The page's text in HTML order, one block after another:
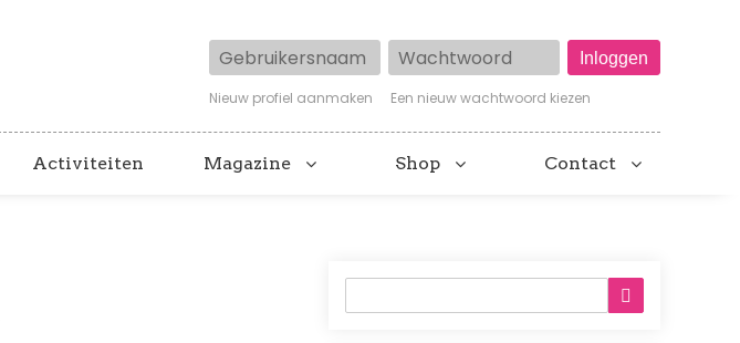
Gebruikersnaam Wachtwoord
Nieuw profiel aanmaken Een nieuw wachtwoord kiezen
Activiteiten Magazine Shop Contact